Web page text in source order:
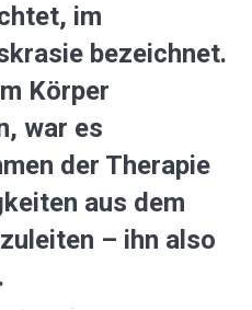
im
bezeichnet.
Körper
war es
der Therapie
aus dem
– ihn also